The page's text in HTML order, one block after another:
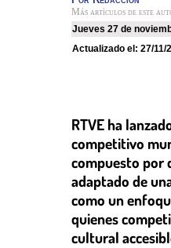
Más artículos de este
jueves 27 de
Actualizado el: 27/11/
RTVE ha
competitivo
compuesto por
adaptado de
como un
quienes
cultural